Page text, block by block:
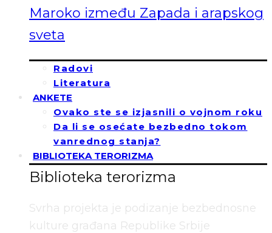
Maroko između Zapada i arapskog
sveta
Radovi
Literatura
ANKETE
Ovako ste se izjasnili o vojnom roku
Da li se osećate bezbedno tokom
vanrednog stanja?
BIBLIOTEKA TERORIZMA
Biblioteka terorizma
Svrha projekta je podizanje bezbednosne
kulture građana Republike Srbije